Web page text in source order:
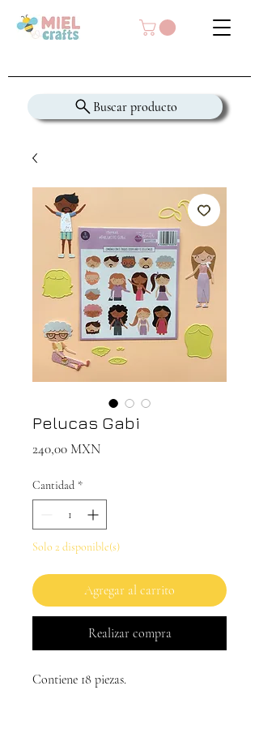
Buscar producto
Pelucas Gabi
240,00 MXNPrecio
Cantidad *
Solo 2 disponible(s)
Agregar al carrito
Realizar compra
Contiene 18 piezas.